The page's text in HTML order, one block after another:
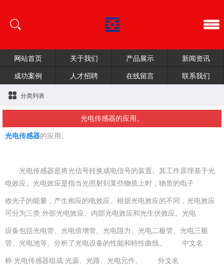
网站首页 关于我们 产品展示
新闻资讯
成功案例
人才招聘 在线留言 联系我们
分类列表
光电传感器的应用。
光电传感器的应用。
光电传感器是将光信号转换成电信号的装置。其工作原理基于光
电效应。光电效应是指当光照射到某些物质上时，物质的电子
收光子的能量，产生相应的电效应。根据光电效应的不同，光电效应
可分为三类:外部光电效应、内部光电效应和光生伏效应。光电
设备包括光电管、光电倍增管、光电阻力、光电二极管、光电三极
管、光电池等。分析了光电设备的性能和特性曲线。 中文名
称:光电传感器组成:光源、光路、光电元件。 外文名